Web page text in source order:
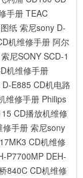
手册 TEAC
纸 索尼sony D-
机维修手册 阿尔
索尼SONY SCD-1
机维修手册
E885 CD机电路
维修手册 Philips
CD播放机维修
修手册 索尼sony
CD机维修
P7700MP DEH-
840C CD机维修